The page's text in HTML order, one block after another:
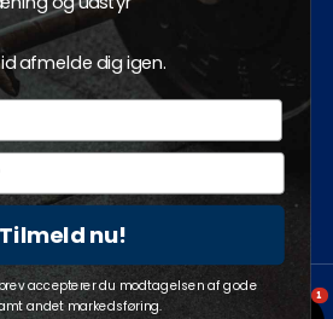
A/S. Webshop af 1
afmelde dig igen.
Tilmeld nu!
accepterer du modtagelsen af gode
andet markedsføring.